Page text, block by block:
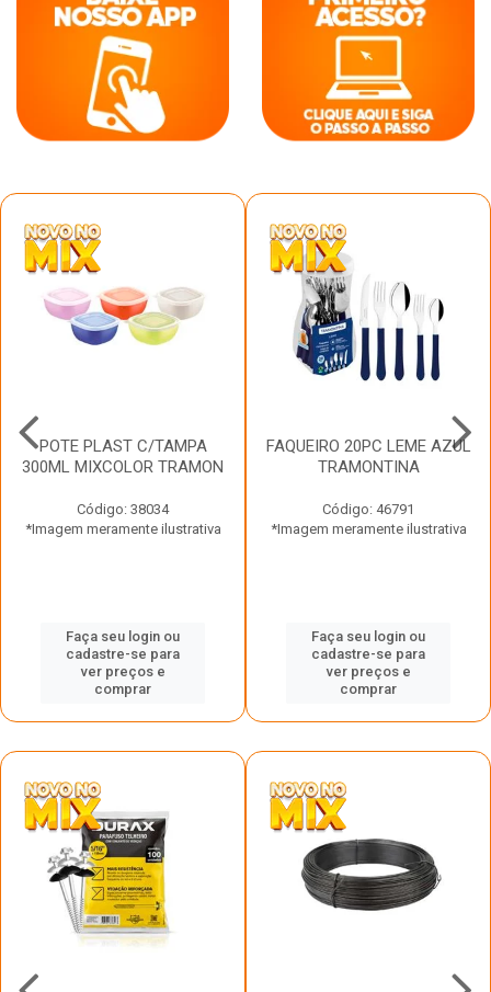
POTE PLAST C/TAMPA
300ML MIXCOLOR TRAMON
Código: 38034
*Imagem meramente ilustrativa
Faça seu login ou
cadastre-se para
ver preços e
comprar
FAQUEIRO 20PC LEME AZUL
TRAMONTINA
Código: 46791
*Imagem meramente ilustrativa
Faça seu login ou
cadastre-se para
ver preços e
comprar